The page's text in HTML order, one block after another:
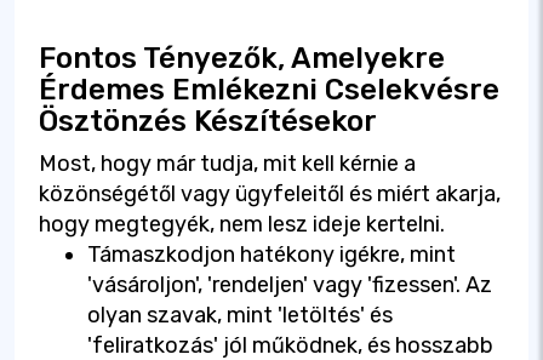
Fontos Tényezők, Amelyekre
Érdemes Emlékezni Cselekvésre
Ösztönzés Készítésekor
Most, hogy már tudja, mit kell kérnie a
közönségétől vagy ügyfeleitől és miért akarja,
hogy megtegyék, nem lesz ideje kertelni.
Támaszkodjon hatékony igékre, mint
'vásároljon', 'rendeljen' vagy 'fizessen'. Az
olyan szavak, mint 'letöltés' és
'feliratkozás' jól működnek, és hosszabb